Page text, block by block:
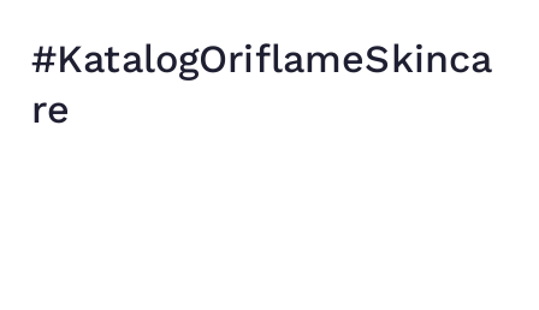
#KatalogOriflameSkinca
re